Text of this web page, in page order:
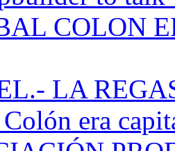
COLON
LA
era